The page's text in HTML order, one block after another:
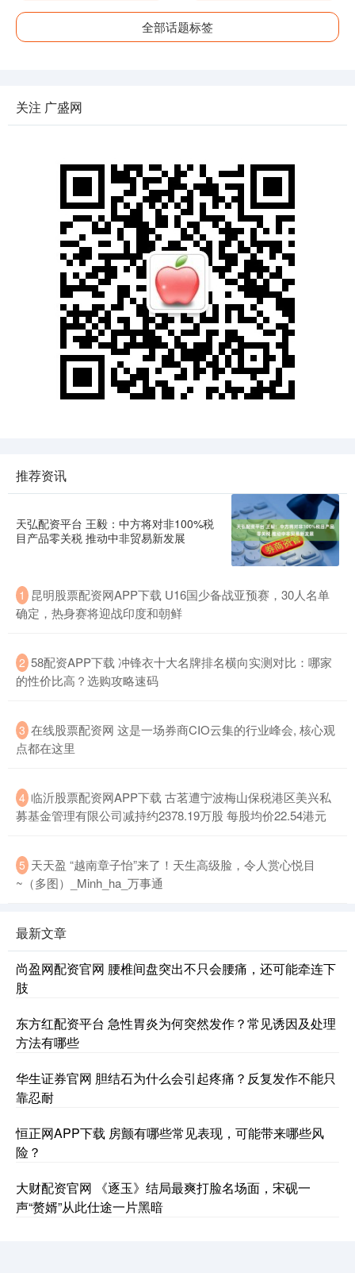
全部话题标签
关注 广盛网
推荐资讯
天弘配资平台 王毅：中方将对非100%税
目产品零关税 推动中非贸易新发展
1 昆明股票配资网APP下载 U16国少备战亚预赛，30人名单
确定，热身赛将迎战印度和朝鲜
2 58配资APP下载 冲锋衣十大名牌排名横向实测对比：哪家
的性价比高？选购攻略速码
3 在线股票配资网 这是一场券商CIO云集的行业峰会, 核心观
点都在这里
4 临沂股票配资网APP下载 古茗遭宁波梅山保税港区美兴私
募基金管理有限公司减持约2378.19万股 每股均价22.54港元
5 天天盈 “越南章子怡”来了！天生高级脸，令人赏心悦目
~（多图）_Minh_ha_万事通
最新文章
尚盈网配资官网 腰椎间盘突出不只会腰痛，还可能牵连下
肢
东方红配资平台 急性胃炎为何突然发作？常见诱因及处理
方法有哪些
华生证券官网 胆结石为什么会引起疼痛？反复发作不能只
靠忍耐
恒正网APP下载 房颤有哪些常见表现，可能带来哪些风
险？
大财配资官网 《逐玉》结局最爽打脸名场面，宋砚一
声“赘婿”从此仕途一片黑暗